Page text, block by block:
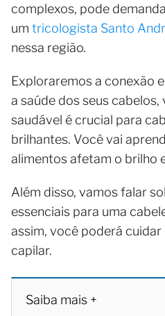
complexos, pode
um tricologista Santo
nessa região.
Exploraremos a conexão
a saúde dos seus
saudável é crucial para
brilhantes. Você vai
alimentos afetam o brilho
Além disso, vamos falar
essenciais para uma
assim, você poderá cuidar
capilar.
Saiba mais +